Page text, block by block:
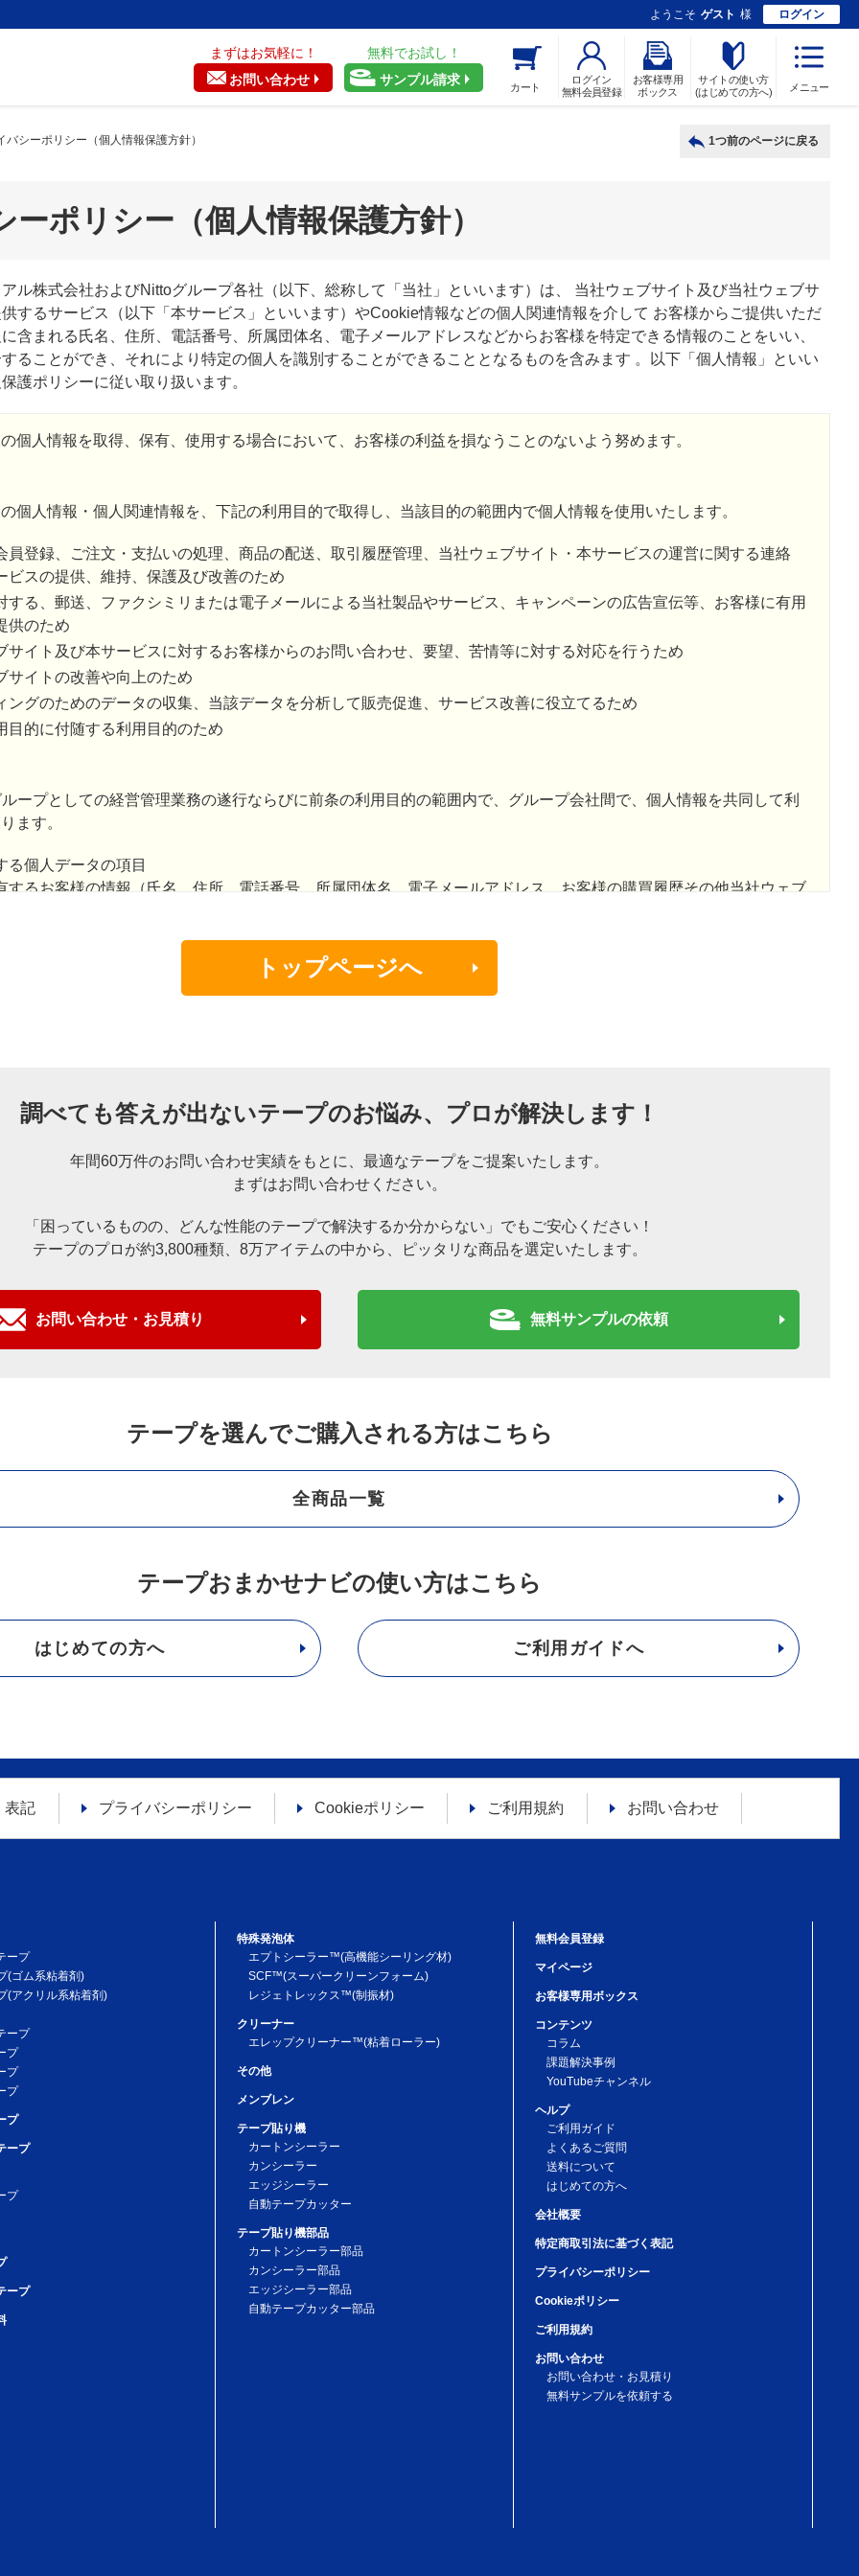
まずはお気軽に！
お問い合わせ
無料でお試し！
サンプル請求
カート
ログイン
無料会員登録
お客様専用
ボックス
サイトの使い方
(はじめての方へ)
メニュー
ようこそ ゲスト 様 ログイン
バシーポリシー（個人情報保護方針） 1つ前のページに戻る
ーポリシー（個人情報保護方針）
ル株式会社およびNittoグループ各社（以下、総称して「当社」といいます）は、 当社ウェブサイト及び当社ウェブサ
するサービス（以下「本サービス」といいます）やCookie情報などの個人関連情報を介して お客様からご提供いただ
含まれる氏名、住所、電話番号、所属団体名、電子メールアドレスなどからお客様を特定できる情報のことをいい、
ることができ、それにより特定の個人を識別することができることとなるものを含みます 。以下「個人情報」といい
護ポリシーに従い取り扱います。
個人情報を取得、保有、使用する場合において、お客様の利益を損なうことのないよう努めます。
個人情報・個人関連情報を、下記の利用目的で取得し、当該目的の範囲内で個人情報を使用いたします。
員登録、ご注文・支払いの処理、商品の配送、取引履歴管理、当社ウェブサイト・本サービスの運営に関する連絡
ビスの提供、維持、保護及び改善のため
する、郵送、ファクシミリまたは電子メールによる当社製品やサービス、キャンペーンの広告宣伝等、お客様に有用
供のため
サイト及び本サービスに対するお客様からのお問い合わせ、要望、苦情等に対する対応を行うため
サイトの改善や向上のため
ングのためのデータの収集、当該データを分析して販売促進、サービス改善に役立てるため
目的に付随する利用目的のため
ープとしての経営管理業務の遂行ならびに前条の利用目的の範囲内で、グループ会社間で、個人情報を共同して利
ます。
る個人データの項目
するお客様の情報（氏名、住所、電話番号、所属団体名、電子メールアドレス、お客様の購買履歴その他当社ウェブ
るグループ会社の範囲は、日東電工株式会社およびその国内外の子会社で、また、将来子会社となる者を含みます。
利用の管理責任者は、日東電工ベースマテリアル株式会社とします。
事前の承諾を得た場合を除き、お客様の個人情報・個人関連情報を第三者に開示いたしません。但し、下記の場合
の承諾なしに、お客様の個人情報を第三者に開示する場合があります。
に基づく場合
身体又は財産の保護のために必要であって、お客様の同意を得ることが困難な場合
客様の同意を得ることにより当該事務の遂行に支障を及ぼすおそれがある場合
らご要望をいただいた場合、下記の手続きに従い、開示・訂正・利用停止いたします。（個人情報の保護に関する法
情報保護法」といいます。）その他の法令により、当社が開示・訂正・利用停止等の義務を負わない場合を除きま
客様から、個人情報保護法の定めに基づき個人情報の開示を求められたときは、お客様ご本人からの請求であること
報保護法その他の法令により、当社が開示の義務を負わない場合は、この限りではありません。なお、個人情報の開
しては、手数料（1件あたり1000円 ）を頂戴しておりますので、あらかじめ御了承ください。
訂正及び利用停止等
をお客様に通知します。なお、合理的な理由に基づいて訂正または利用停止を行わない旨の決定をしたときは、お客
の旨を通知いたします。当社は、お客様から、お客様の個人情報について消去を求められた場合、当社が当該請求に
があると判断した場合は、お客様ご本人からの請求であることを確認の上で、個人情報の消去を行い、その旨をお客
全性の高い技術を使用し、セキュリティーを高く保つことによってお客様の個人情報を守っています。
の個人情報の保護に関係する法律等を遵守するとともに、法律等の施行や改定または社会情勢の変化に合わせて、本個
シーの改善に鋭意努めます。これに伴い、本ポリシーが予告無く変更することがありますことを予めご了承ください。
ポリシーに関するお問い合わせは、「お問い合わせ」メールフォームまたは下記お問い合わせ窓口までご連絡をお願い
町字平山18番地
マテリアル株式会社 お客様サービスセンター
トップページへ
調べても答えが出ないテープのお悩み、 プロが解決します！
年間60万件のお問い合わせ実績をもとに、 最適なテープをご提案いたします。
まずはお問い合わせください。
「困っているものの、どんな性能のテープで解決するか分からない」でもご安心ください！
テープのプロが約3,800種類、8万アイテムの中から、
ピッタリな商品を選定いたします。
お問い合わせ・お見積り 無料サンプルの依頼
テープを選んでご購入される方はこちら
全商品一覧
テープおまかせナビの使い方はこちら
はじめての方へ ご利用ガイドへ
表記 プライバシーポリシー Cookieポリシー ご利用規約 お問い合わせ
ープ
(ゴム系粘着剤)
(アクリル系粘着剤)
ープ
プ
プ
プ
プ
ープ
プ
ープ
特殊発泡体
エプトシーラー™(高機能シーリング材)
SCF™(スーパークリーンフォーム)
レジェトレックス™(制振材)
クリーナー
エレップクリーナー™(粘着ローラー)
その他
メンブレン
テープ貼り機
カートンシーラー
カンシーラー
エッジシーラー
自動テープカッター
テープ貼り機部品
カートンシーラー部品
カンシーラー部品
エッジシーラー部品
自動テープカッター部品
無料会員登録
マイページ
お客様専用ボックス
コンテンツ
コラム
課題解決事例
YouTubeチャンネル
ヘルプ
ご利用ガイド
よくあるご質問
送料について
はじめての方へ
会社概要
特定商取引法に基づく表記
プライバシーポリシー
Cookieポリシー
ご利用規約
お問い合わせ
お問い合わせ・お見積り
無料サンプルを依頼する